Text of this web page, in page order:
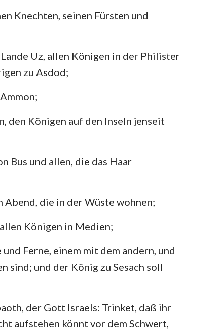
Knechten, seinen Fürsten und
Uz, allen Königen in der Philister
zu Asdod;
den Königen auf den Inseln jenseit
Bus und allen, die das Haar
die in der Wüste wohnen;
Königen in Medien;
Ferne, einem mit dem andern, und
sind; und der König zu Sesach soll
der Gott Israels: Trinket, daß ihr
aufstehen könnt vor dem Schwert,